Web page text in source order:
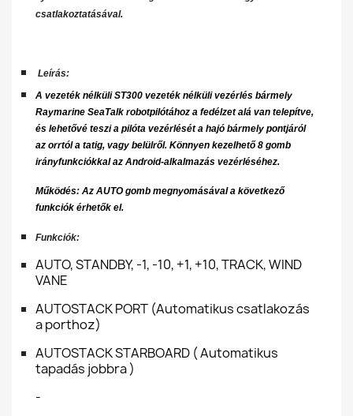
csatlakoztatásával.
Leírás:
A vezeték nélküli ST300 vezeték nélküli vezérlés bármely
Raymarine SeaTalk robotpilótához a fedélzet alá van telepítve,
és lehetővé teszi a pilóta vezérlését a hajó bármely pontjáról
az orrtól a tatig, vagy belülről. Könnyen kezelhető 8 gomb
irányfunkciókkal az Android-alkalmazás vezérléséhez.
Működés: Az AUTO gomb megnyomásával a következő
funkciók érhetők el.
Funkciók:
AUTO,STANDBY, -1, -10, +1, +10,TRACK,WIND
VANE
AUTOSTACK PORT (Automatikus csatlakozás
a porthoz)
AUTOSTACK STARBOARD ( Automatikus
tapadás jobbra )
-